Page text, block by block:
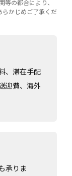
の都合により、
かじめご了承くだ
、滞在手配
迎費、海外
承りま